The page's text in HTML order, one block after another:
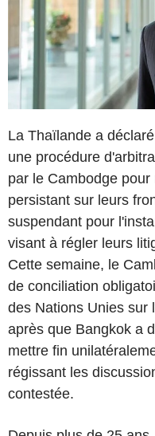
La Thaïlande a
une procédure
par le Cambodge
persistant sur leurs
suspendant pour
visant à régler leurs
Cette semaine, le
de conciliation
des Nations Unies sur
après que Bangkok a
mettre fin
régissant les
contestée.